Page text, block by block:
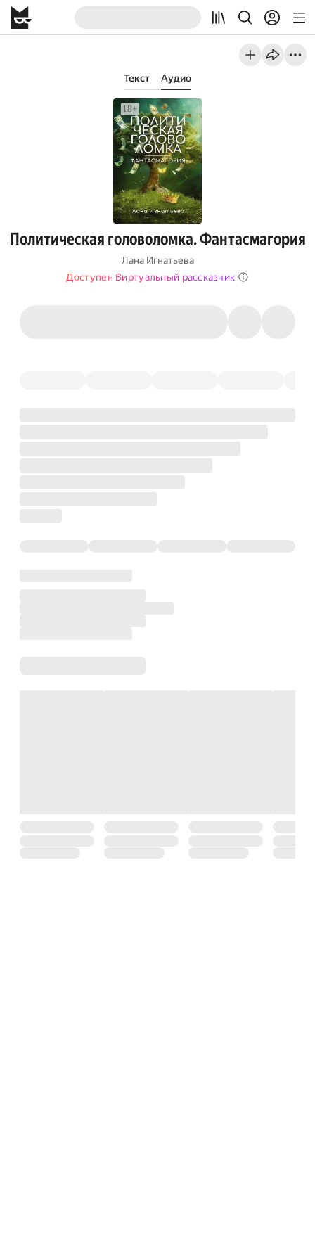
Текст Аудио
Политическая головоломка. Фантасмагория
Лана Игнатьева
Доступен Виртуальный рассказчик